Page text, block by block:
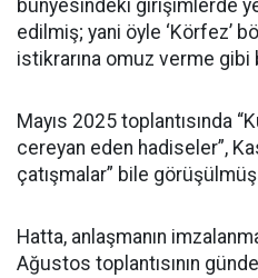
bünyesindeki girişimlerde
edilmiş; yani öyle ‘Körfez’
istikrarına omuz verme gibi
Mayıs 2025 toplantısında
cereyan eden hadiseler”,
çatışmalar” bile
Hatta, anlaşmanın
Ağustos toplantısının